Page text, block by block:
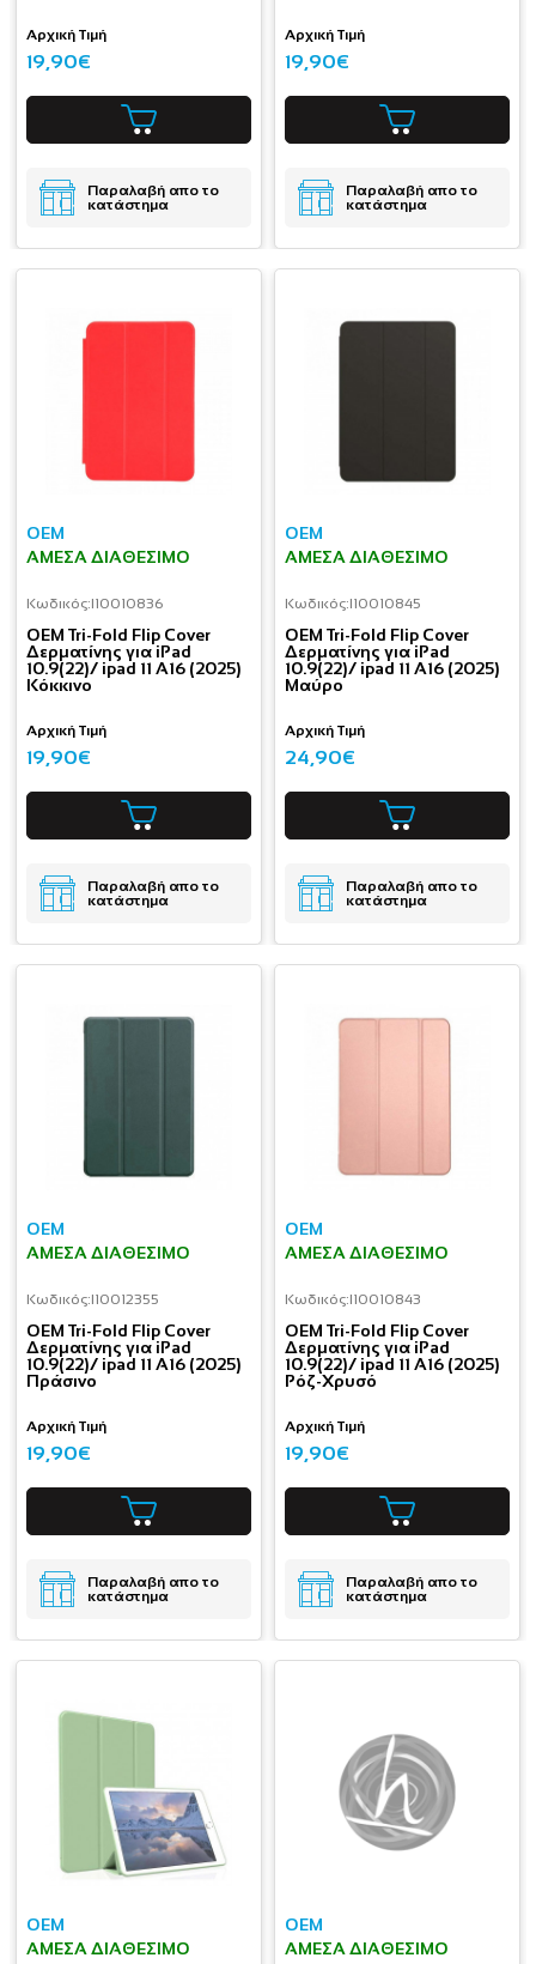
Αρχική Τιμή
19,90€
Παραλαβή απο το
κατάστημα
Αρχική Τιμή
19,90€
Παραλαβή απο το
κατάστημα
OEM
ΆΜΕΣΑ ΔΙΑΘΈΣΙΜΟ
Κωδικός:I10010836
OEM Tri-Fold Flip Cover
Δερματίνης για iPad
10.9(22)/ ipad 11 A16 (2025)
Kόκκινο
Αρχική Τιμή
19,90€
Παραλαβή απο το
κατάστημα
OEM
ΆΜΕΣΑ ΔΙΑΘΈΣΙΜΟ
Κωδικός:I10010845
OEM Tri-Fold Flip Cover
Δερματίνης για iPad
10.9(22)/ ipad 11 A16 (2025)
Μαύρο
Αρχική Τιμή
24,90€
Παραλαβή απο το
κατάστημα
OEM
ΆΜΕΣΑ ΔΙΑΘΈΣΙΜΟ
Κωδικός:I10012355
OEM Tri-Fold Flip Cover
Δερματίνης για iPad
10.9(22)/ ipad 11 A16 (2025)
Πράσινο
Αρχική Τιμή
19,90€
Παραλαβή απο το
κατάστημα
OEM
ΆΜΕΣΑ ΔΙΑΘΈΣΙΜΟ
Κωδικός:I10010843
OEM Tri-Fold Flip Cover
Δερματίνης για iPad
10.9(22)/ ipad 11 A16 (2025)
Ρόζ-Χρυσό
Αρχική Τιμή
19,90€
Παραλαβή απο το
κατάστημα
OEM
ΆΜΕΣΑ ΔΙΑΘΈΣΙΜΟ
OEM
ΆΜΕΣΑ ΔΙΑΘΈΣΙΜΟ